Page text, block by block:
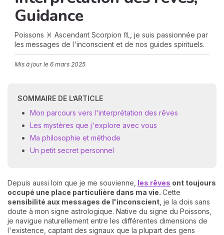
Guidance
Poissons ♓ Ascendant Scorpion ♏, je suis passionnée par
les messages de l'inconscient et de nos guides spirituels.
Mis à jour le 6 mars 2025
SOMMAIRE DE L’ARTICLE
Mon parcours vers l'interprétation des rêves
Les mystères que j'explore avec vous
Ma philosophie et méthode
Un petit secret personnel
Depuis aussi loin que je me souvienne, les rêves ont toujours
occupé une place particulière dans ma vie. Cette
sensibilité aux messages de l'inconscient , je la dois sans
doute à mon signe astrologique. Native du signe du Poissons,
je navigue naturellement entre les différentes dimensions de
l'existence, captant des signaux que la plupart des gens